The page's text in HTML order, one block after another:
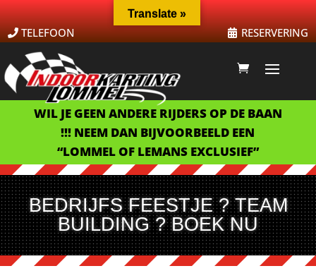
TELEFOON RESERVERING
WIL JE GEEN ANDERE RIJDERS OP DE BAAN
!!! NEEM DAN BIJVOORBEELD EEN
“LOMMEL OF LEMANS EXCLUSIEF”
BEDRIJFS FEESTJE ? TEAM
BUILDING ? BOEK NU
Translate »